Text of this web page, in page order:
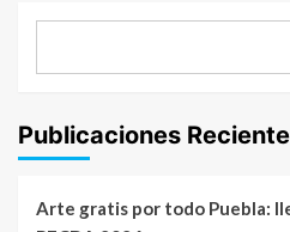
Publicaciones
Arte gratis por todo Puebla: